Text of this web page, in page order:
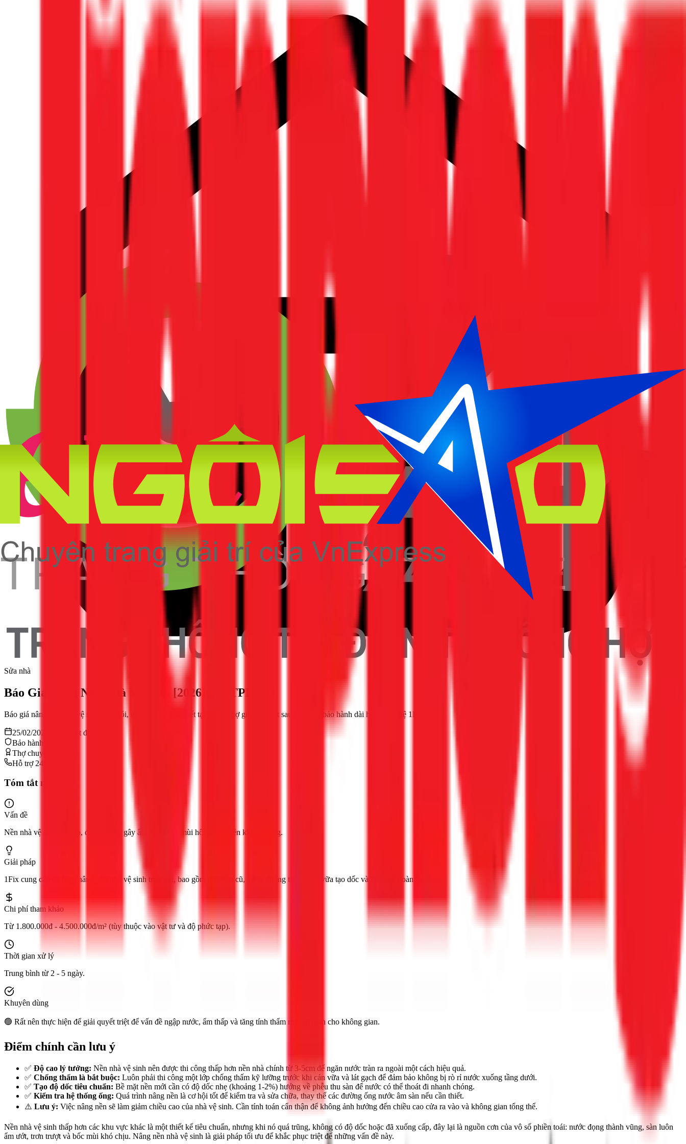
Sửa nhà
Báo Giá Nâng Nền Nhà Vệ Sinh [2026] Tại TPHCM
Báo giá nâng nền nhà vệ sinh trọn gói, giá nâng nền chi tiết tại 1Fix. Thợ giỏi, có mặt sau 30 phút, bảo hành dài hạn. Liên hệ 1Fix
25/02/2026
phút đọc
Bảo hành 12 tháng
Thợ chuyên nghiệp
Hỗ trợ 24/7
Tóm tắt nhanh
Vấn đề
Nền nhà vệ sinh bị thấp, đọng nước, gây ẩm mốc, bốc mùi hôi và bất tiện khi sử dụng.
Giải pháp
1Fix cung cấp dịch vụ nâng nền nhà vệ sinh trọn gói, bao gồm đục nền cũ, xử lý chống thấm, cán vữa tạo dốc và lát gạch hoàn thiện.
Chi phí tham khảo
Từ 1.800.000đ - 4.500.000đ/m² (tùy thuộc vào vật tư và độ phức tạp).
Thời gian xử lý
Trung bình từ 2 - 5 ngày.
Khuyên dùng
🟢 Rất nên thực hiện để giải quyết triệt để vấn đề ngập nước, ẩm thấp và tăng tính thẩm mỹ, an toàn cho không gian.
Điểm chính cần lưu ý
✅ Độ cao lý tưởng: Nền nhà vệ sinh nên được thi công thấp hơn nền nhà chính từ 3-5cm để ngăn nước tràn ra ngoài một cách hiệu quả.
✅ Chống thấm là bắt buộc: Luôn phải thi công một lớp chống thấm kỹ lưỡng trước khi cán vữa và lát gạch để đảm bảo không bị rò rỉ nước xuống tầng dưới.
✅ Tạo độ dốc tiêu chuẩn: Bề mặt nền mới cần có độ dốc nhẹ (khoảng 1-2%) hướng về phễu thu sàn để nước có thể thoát đi nhanh chóng.
✅ Kiểm tra hệ thống ống: Quá trình nâng nền là cơ hội tốt để kiểm tra và sửa chữa, thay thế các đường ống nước âm sàn nếu cần thiết.
⚠️ Lưu ý: Việc nâng nền sẽ làm giảm chiều cao của nhà vệ sinh. Cần tính toán cẩn thận để không ảnh hưởng đến chiều cao cửa ra vào và không gian tổng thể.
Nền nhà vệ sinh thấp hơn các khu vực khác là một thiết kế tiêu chuẩn, nhưng khi nó quá trũng, không có độ dốc hoặc đã xuống cấp, đây lại là nguồn cơn của vô số phiền toái: nước đọng thành vũng, sàn luôn
ẩm ướt, trơn trượt và bốc mùi khó chịu. Nâng nền nhà vệ sinh là giải pháp tối ưu để khắc phục triệt để những vấn đề này.